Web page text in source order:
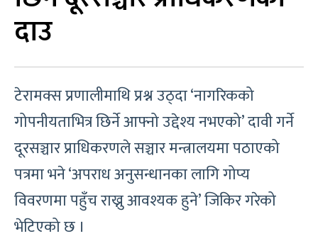
दाउ
टेरामक्स प्रणालीमाथि प्रश्न उठ्दा ‘नागरिकको
गोपनीयताभित्र छिर्ने आफ्नो उद्देश्य नभएको’ दावी गर्ने
दूरसञ्चार प्राधिकरणले सञ्चार मन्त्रालयमा पठाएको
पत्रमा भने ‘अपराध अनुसन्धानका लागि गोप्य
विवरणमा पहुँच राख्नु आवश्यक हुने’ जिकिर गरेको
भेटिएको छ ।